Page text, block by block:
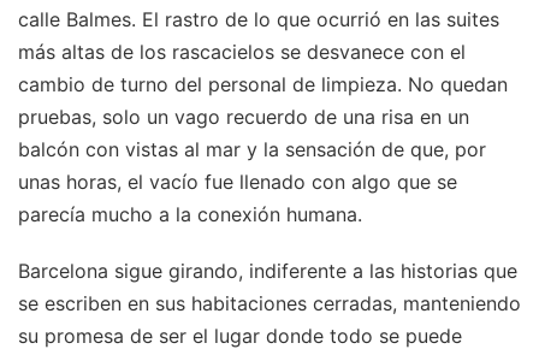
calle Balmes. El rastro de lo que ocurrió en las suites
más altas de los rascacielos se desvanece con el
cambio de turno del personal de limpieza. No quedan
pruebas, solo un vago recuerdo de una risa en un
balcón con vistas al mar y la sensación de que, por
unas horas, el vacío fue llenado con algo que se
parecía mucho a la conexión humana.
Barcelona sigue girando, indiferente a las historias que
se escriben en sus habitaciones cerradas, manteniendo
su promesa de ser el lugar donde todo se puede